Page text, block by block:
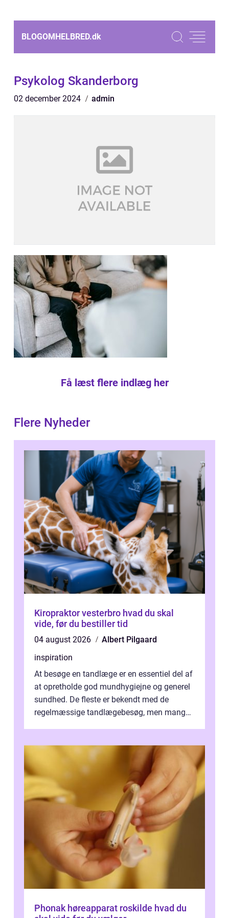
BLOGOMHELBRED.dk
Psykolog Skanderborg
02 december 2024 admin
Få læst flere indlæg her
Flere Nyheder
Kiropraktor vesterbro hvad du skal
vide, før du bestiller tid
04 august 2026
Albert Pilgaard
inspiration
At besøge en tandlæge er en essentiel del af
at opretholde god mundhygiejne og generel
sundhed. De fleste er bekendt med de
regelmæssige tandlægebesøg, men mange
Phonak høreapparat roskilde hvad du